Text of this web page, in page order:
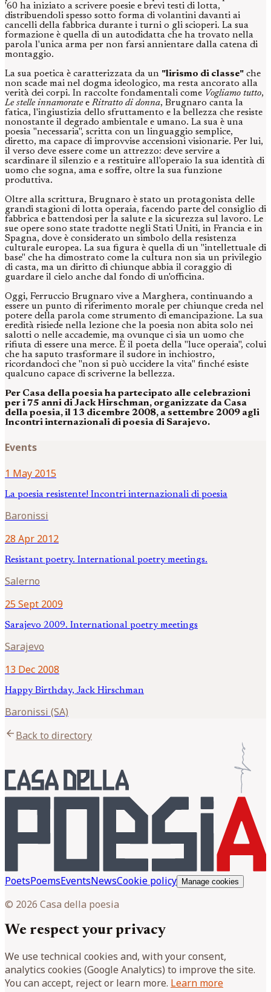
'60 ha iniziato a scrivere poesie e brevi testi di lotta,
distribuendoli spesso sotto forma di volantini davanti ai
cancelli della fabbrica durante i turni o gli scioperi. La sua
formazione è quella di un autodidatta che ha trovato nella
parola l'unica arma per non farsi annientare dalla catena di
montaggio.
La sua poetica è caratterizzata da un "lirismo di classe" che
non scade mai nel dogma ideologico, ma resta ancorato alla
verità dei corpi. In raccolte fondamentali come Vogliamo tutto,
Le stelle innamoratee Ritratto di donna, Brugnaro canta la
fatica, l'ingiustizia dello sfruttamento e la bellezza che resiste
nonostante il degrado ambientale e umano. La sua è una
poesia "necessaria", scritta con un linguaggio semplice,
diretto, ma capace di improvvise accensioni visionarie. Per lui,
il verso deve essere come un attrezzo: deve servire a
scardinare il silenzio e a restituire all'operaio la sua identità di
uomo che sogna, ama e soffre, oltre la sua funzione
produttiva.
Oltre alla scrittura, Brugnaro è stato un protagonista delle
grandi stagioni di lotta operaia, facendo parte del consiglio di
fabbrica e battendosi per la salute e la sicurezza sul lavoro. Le
sue opere sono state tradotte negli Stati Uniti, in Francia e in
Spagna, dove è considerato un simbolo della resistenza
culturale europea. La sua figura è quella di un "intellettuale di
base" che ha dimostrato come la cultura non sia un privilegio
di casta, ma un diritto di chiunque abbia il coraggio di
guardare il cielo anche dal fondo di un'officina.
Oggi, Ferruccio Brugnaro vive a Marghera, continuando a
essere un punto di riferimento morale per chiunque creda nel
potere della parola come strumento di emancipazione. La sua
eredità risiede nella lezione che la poesia non abita solo nei
salotti o nelle accademie, ma ovunque ci sia un uomo che
rifiuta di essere una merce. È il poeta della "luce operaia", colui
che ha saputo trasformare il sudore in inchiostro,
ricordandoci che "non si può uccidere la vita" finché esiste
qualcuno capace di scriverne la bellezza.
Per Casa della poesia ha partecipato alle celebrazioni
per i 75 anni di Jack Hirschman, organizzate da Casa
della poesia, il 13 dicembre 2008, a settembre 2009 agli
Incontri internazionali di poesia di Sarajevo.
Events
1 May 2015
La poesia resistente! Incontri internazionali di poesia
Baronissi
28 Apr 2012
Resistant poetry. International poetry meetings.
Salerno
25 Sept 2009
Sarajevo 2009. International poetry meetings
Sarajevo
13 Dec 2008
Happy Birthday, Jack Hirschman
Baronissi (SA)
arrow_backBack to directory
PoetsPoemsEventsNewsCookie policy Manage cookies
© 2026 Casa della poesia
We respect your privacy
We use technical cookies and, with your consent,
analytics cookies (Google Analytics) to improve the site.
You can accept, reject or learn more. Learn more